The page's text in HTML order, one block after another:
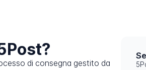
di consegna gestito da